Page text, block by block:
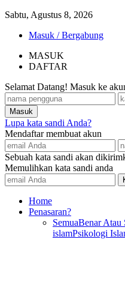
Sabtu, Agustus 8, 2026
Masuk / Bergabung
MASUK
DAFTAR
Selamat Datang! Masuk ke
Lupa kata sandi Anda?
Mendaftar membuat akun
Sebuah kata sandi akan
Memulihkan kata sandi anda
Home
Penasaran?
SemuaBenar Atau
islamPsikologi